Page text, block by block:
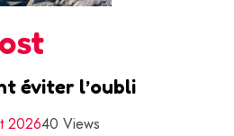
éviter l’oubli
202640 Views